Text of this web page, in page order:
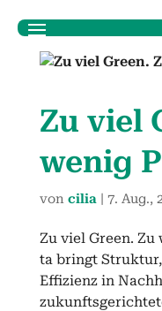
Zu viel
wenig
von cilia| 7. Aug.,
Zu viel Green.
ta bringt
Effizienz in